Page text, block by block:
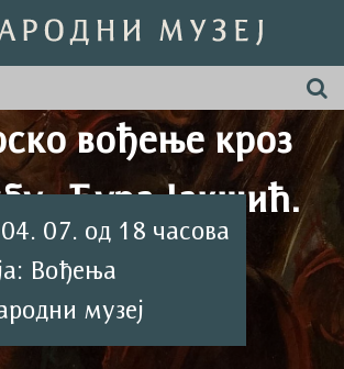
вођење кроз
„Ђура Јакшић.
мита и
07. од 18 часова
Вођења
музеј